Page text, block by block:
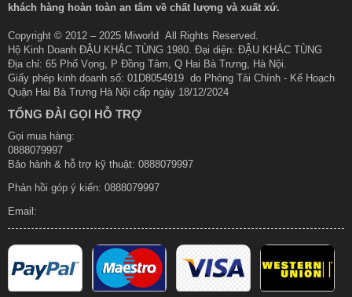
khách hàng hoàn toàn an tâm về chất lượng và xuất xứ.
Copyright © 2012 – 2025 Miworld All Rights Reserved.
Hộ Kinh Doanh ĐẬU KHẮC TÙNG 1980. Đại diện: ĐẬU KHẮC TÙNG
Địa chỉ: 65 Phố Vọng, P Đồng Tâm, Q Hai Bà Trưng, Hà Nội.
Giấy phép kinh doanh số: 01D8054919 do Phòng Tài Chính - Kế Hoạch
Quận Hai Bà Trưng Hà Nội cấp ngày 18/12/2024
TỔNG ĐÀI GỌI HỖ TRỢ
Gọi mua hàng:
0888079997
Bảo hành & hỗ trợ kỹ thuật: 0888079997
Phản hồi góp ý kiến: 0888079997
Email: